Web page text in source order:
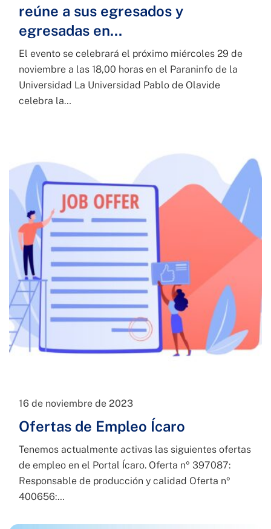
reúne a sus egresados y
egresadas en…
El evento se celebrará el próximo miércoles 29 de
noviembre a las 18,00 horas en el Paraninfo de la
Universidad La Universidad Pablo de Olavide
celebra la…
16 de noviembre de 2023
Ofertas de Empleo Ícaro
Tenemos actualmente activas las siguientes ofertas
de empleo en el Portal Ícaro. Oferta nº 397087:
Responsable de producción y calidad Oferta nº
400656:…